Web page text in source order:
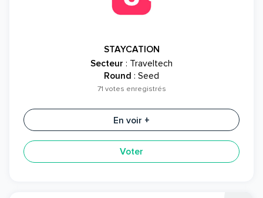
STAYCATION
Secteur : Traveltech
Round : Seed
71 votes enregistrés
En voir +
Voter